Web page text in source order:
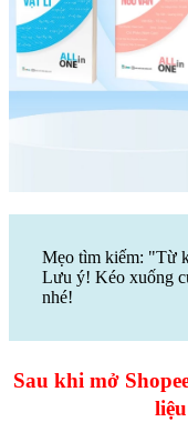
Mẹo tìm kiếm: "Từ
Lưu ý! Kéo xuống
nhé!
Sau khi mở